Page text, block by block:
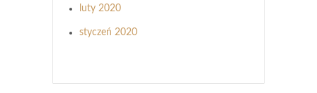
luty 2020
styczeń 2020